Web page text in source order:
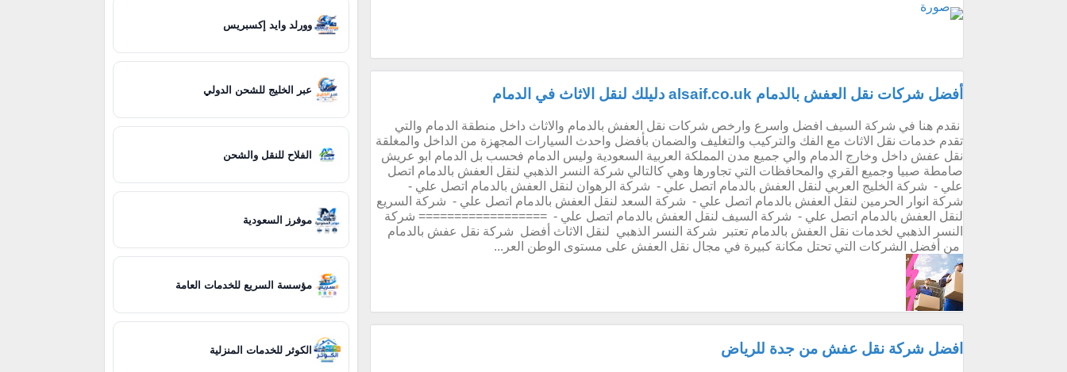
أفضل شركات نقل العفش بالدمام alsaif.co.uk دليلك لنقل الاثاث في الدمام
نقدم هنا في شركة السيف افضل واسرع وارخص شركات نقل العفش بالدمام والاثاث داخل منطقة الدمام والتي
تقدم خدمات نقل الاثاث مع الفك والتركيب والتغليف والضمان بأفضل واحدث السيارات المجهزة من الداخل والمغلقة
نقل عفش داخل وخارج الدمام والي جميع مدن المملكة العربية السعودية وليس الدمام فحسب بل الدمام ابو عريش
صامطة صبيا وجميع القري والمحافظات التي تجاورها وهي كالتالي شركة النسر الذهبي لنقل العفش بالدمام اتصل
علي - شركة الخليج العربي لنقل العفش بالدمام اتصل علي - شركة الرهوان لنقل العفش بالدمام اتصل علي -
شركة انوار الحرمين لنقل العفش بالدمام اتصل علي - شركة السعد لنقل العفش بالدمام اتصل علي - شركة السريع
لنقل العفش بالدمام اتصل علي - شركة السيف لنقل العفش بالدمام اتصل علي - ================== شركة
النسر الذهبي لخدمات نقل العفش بالدمام تعتبر شركة النسر الذهبي لنقل الاثاث أفضل شركة نقل عفش بالدمام
من أفضل الشركات التي تحتل مكانة كبيرة في مجال نقل العفش على مستوى الوطن العر...
افضل شركة نقل عفش من جدة للرياض
وورلد وايد إكسبريس
عبر الخليج للشحن الدولي
الفلاح للنقل والشحن
موفرز السعودية
مؤسسة السريع للخدمات العامة
الكوثر للخدمات المنزلية